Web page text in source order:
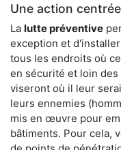
Une action
La lutte préventive
exception et
tous les endroits où
en sécurité et loin
viseront où il leur
leurs ennemies
mis en œuvre pour
bâtiments. Pour cela,